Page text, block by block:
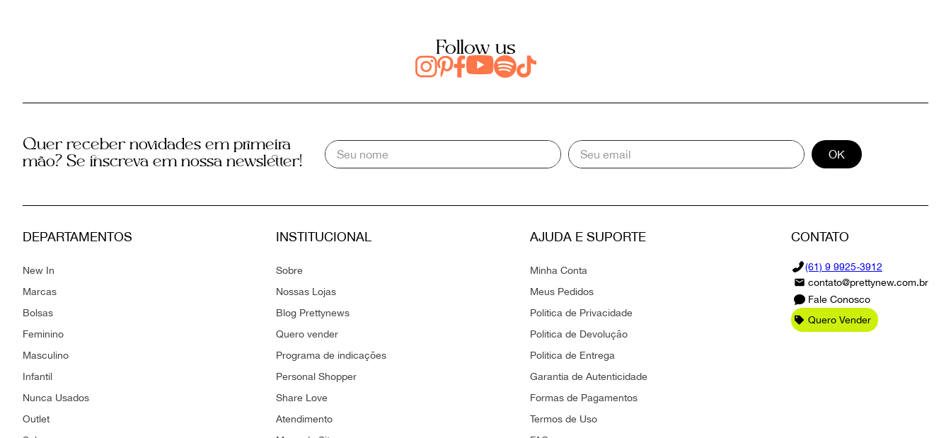
Follow us
Quer receber novidades em primeira
mão? Se inscreva em nossa newsletter!
OK
DEPARTAMENTOS
New In
Marcas
Bolsas
Feminino
Masculino
Infantil
Nunca Usados
Outlet
INSTITUCIONAL
Sobre
Nossas Lojas
Blog Prettynews
Quero vender
Programa de indicações
Personal Shopper
Share Love
Atendimento
AJUDA E SUPORTE
Minha Conta
Meus Pedidos
Politica de Privacidade
Politica de Devolução
Politica de Entrega
Garantia de Autenticidade
Formas de Pagamentos
Termos de Uso
CONTATO
(61) 9 9925-3912
contato@prettynew.com.br
Fale Conosco
Quero Vender